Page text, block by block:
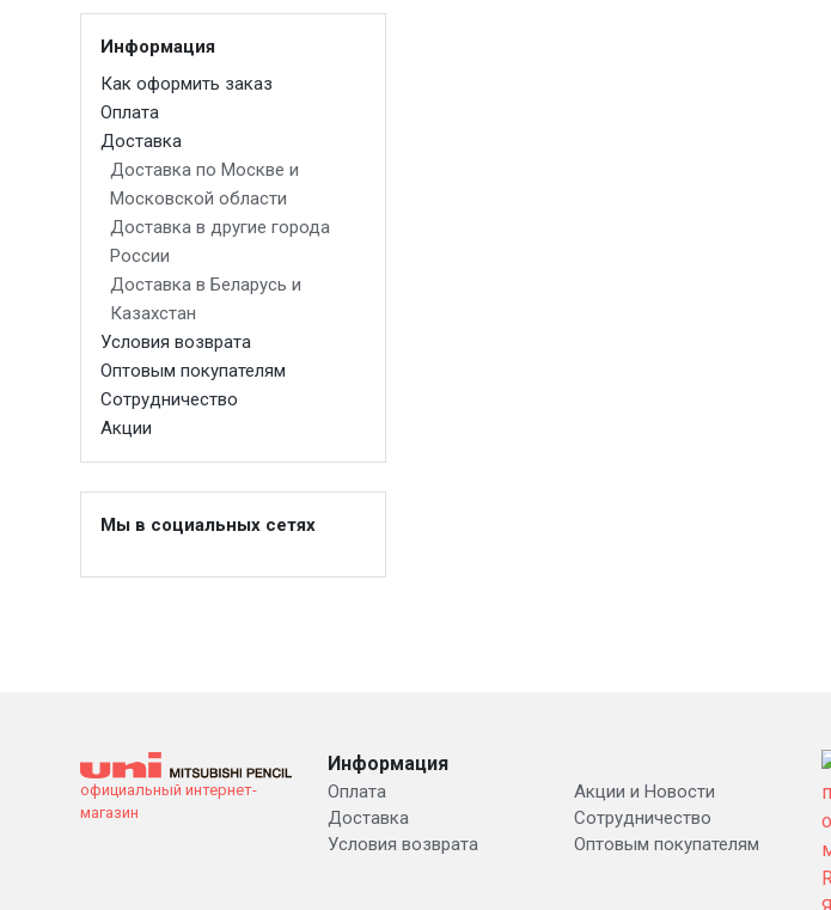
Информация
Как оформить заказ
Оплата
Доставка
Доставка по Москве и
Московской области
Доставка в другие города
России
Доставка в Беларусь и
Казахстан
Условия возврата
Оптовым покупателям
Сотрудничество
Акции
Мы в социальных сетях
официальный интернет-
магазин
Информация
Оплата
Доставка
Условия возврата
Акции и Новости
Сотрудничество
Оптовым покупателям